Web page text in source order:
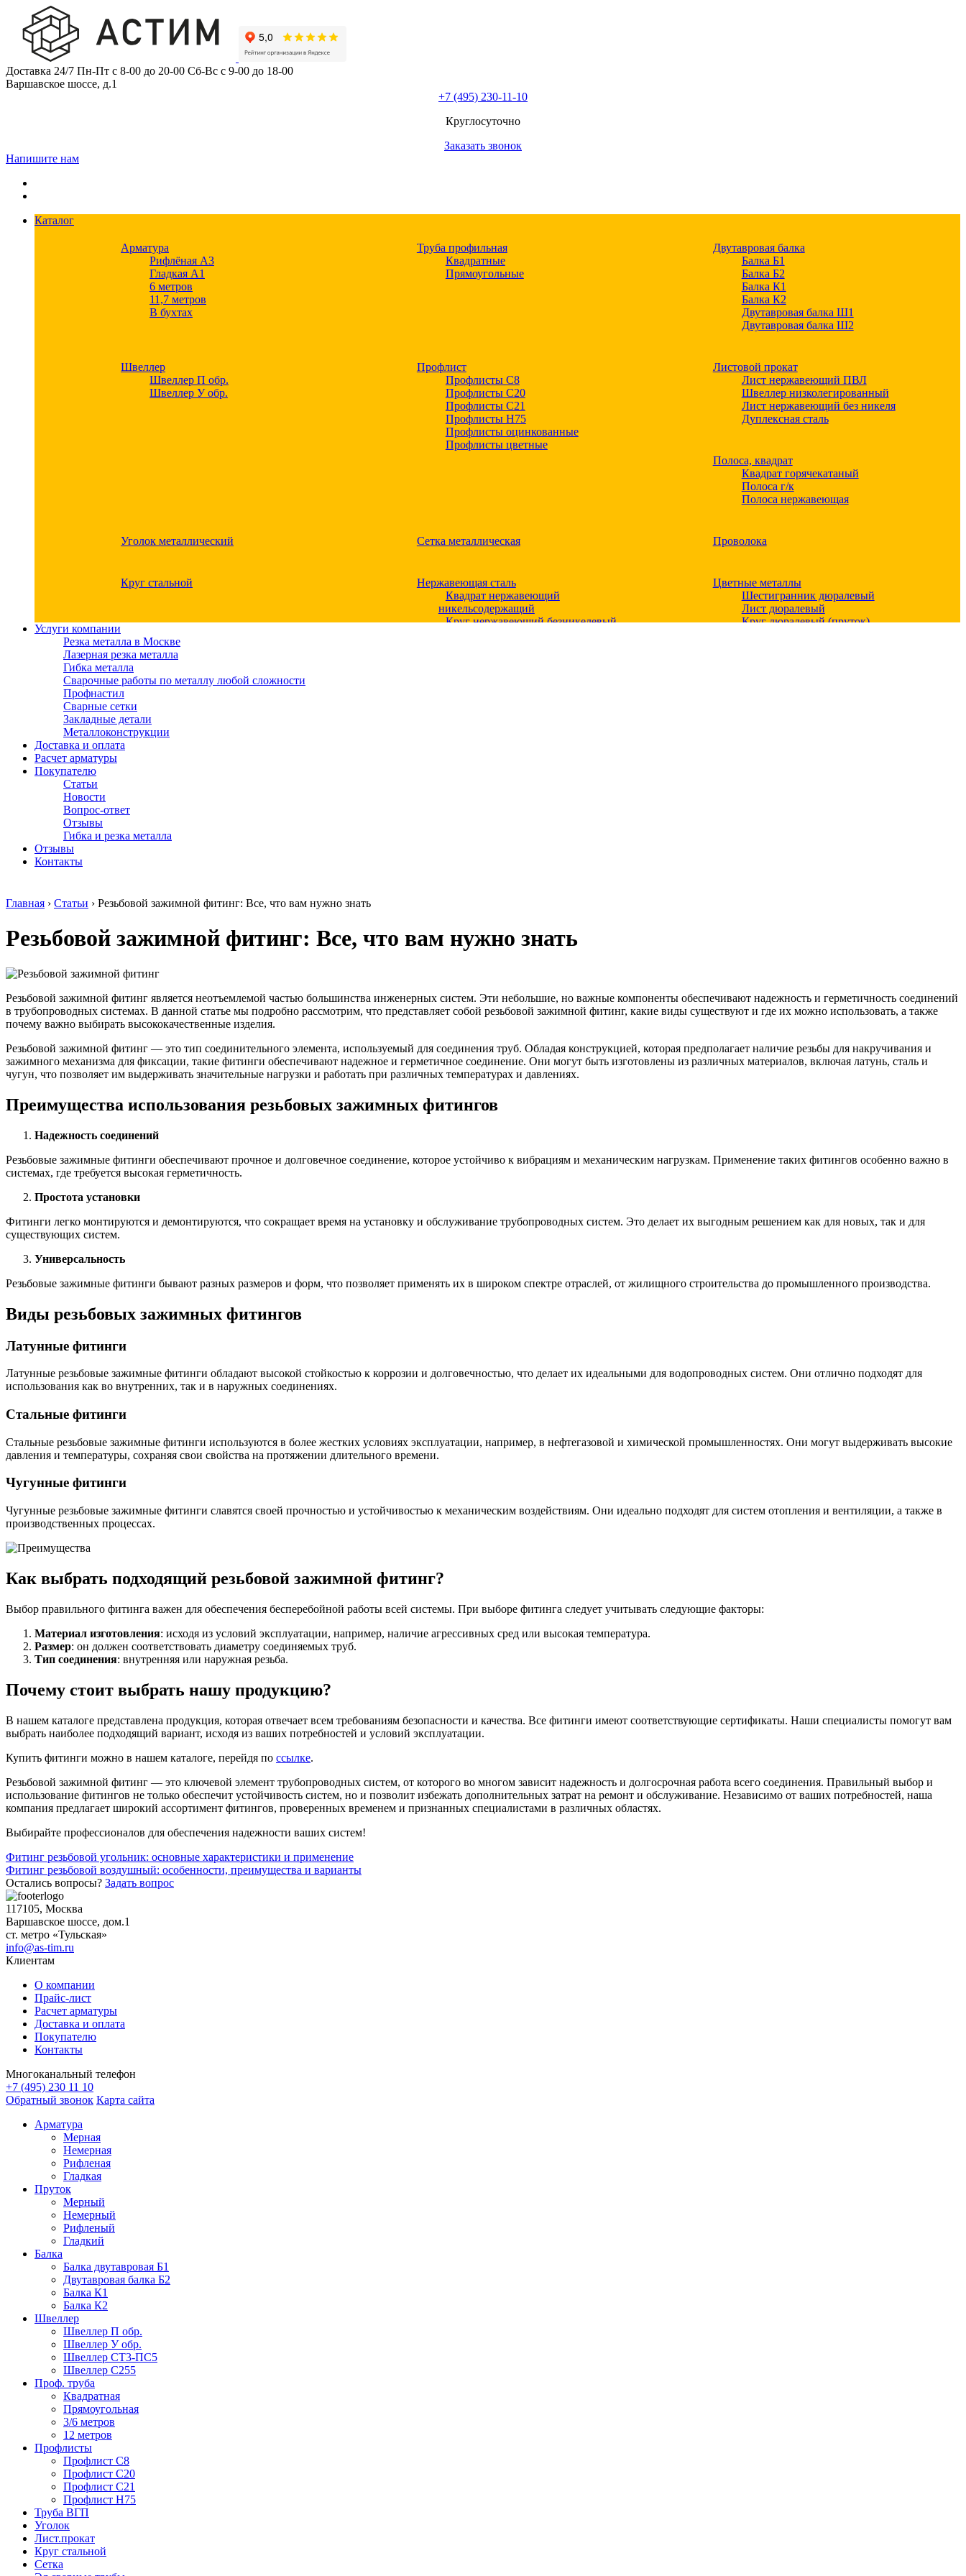
content
Доставка 24/7 Пн-Пт с 8-00 до 20-00 Сб-Вс с 9-00 до 18-00
Варшавское шоссе, д.1
+7 (495) 230-11-10
Круглосуточно
Заказать звонок
Напишите нам
Каталог
Арматура
Рифлёная А3
Гладкая А1
6 метров
11,7 метров
В бухтах
Труба профильная
Квадратные
Прямоугольные
Двутавровая балка
Балка Б1
Балка Б2
Балка К1
Балка К2
Двутавровая балка Ш1
Двутавровая балка Ш2
Швеллер
Швеллер П обр.
Швеллер У обр.
Профлист
Профлисты С8
Профлисты С20
Профлисты C21
Профлисты Н75
Профлисты оцинкованные
Профлисты цветные
Листовой прокат
Лист нержавеющий ПВЛ
Швеллер низколегированный
Лист нержавеющий без никеля
Дуплексная сталь
Полоса, квадрат
Квадрат горячекатаный
Полоса г/к
Полоса нержавеющая
Уголок металлический Сетка металлическая Проволока
Круг стальной
Нержавеющая сталь
Квадрат нержавеющий
никельсодержащий
Круг нержавеющий безникелевый
Цветные металлы
Шестигранник дюралевый
Лист дюралевый
Круг дюралевый (пруток)
Труба медная
Круг бронзовый (пруток)
Качественные стали
Конструкционная сталь
Поковка
Шестигранник горячекатаный
конструкционный
Инструментальная сталь
Оцинкованный прокат
Круг оцинкованный
Полоса оцинкованная
Инженерные системы
Хомуты стальные
Крепеж шуруп-шпилька
Группы коллекторные
Фитинги
Фитинги резьбовые стальные
Фитинги резьбовые чугунные
Хомуты стальные Труба ВГП
Услуги компании
Резка металла в Москве
Лазерная резка металла
Гибка металла
Сварочные работы по металлу любой сложности
Профнастил
Сварные сетки
Закладные детали
Металлоконструкции
Доставка и оплата
Расчет арматуры
Покупателю
Статьи
Новости
Вопрос-ответ
Отзывы
Гибка и резка металла
Отзывы
Контакты
Главная › Статьи › Резьбовой зажимной фитинг: Все, что вам нужно знать
Резьбовой зажимной фитинг: Все, что вам нужно знать
Резьбовой зажимной фитинг является неотъемлемой частью большинства инженерных систем. Эти небольшие, но важные компоненты обеспечивают надежность и герметичность соединений
в трубопроводных системах. В данной статье мы подробно рассмотрим, что представляет собой резьбовой зажимной фитинг, какие виды существуют и где их можно использовать, а также
почему важно выбирать высококачественные изделия.
Резьбовой зажимной фитинг — это тип соединительного элемента, используемый для соединения труб. Обладая конструкцией, которая предполагает наличие резьбы для накручивания и
зажимного механизма для фиксации, такие фитинги обеспечивают надежное и герметичное соединение. Они могут быть изготовлены из различных материалов, включая латунь, сталь и
чугун, что позволяет им выдерживать значительные нагрузки и работать при различных температурах и давлениях.
Преимущества использования резьбовых зажимных фитингов
Надежность соединений
Резьбовые зажимные фитинги обеспечивают прочное и долговечное соединение, которое устойчиво к вибрациям и механическим нагрузкам. Применение таких фитингов особенно важно в
системах, где требуется высокая герметичность.
Простота установки
Фитинги легко монтируются и демонтируются, что сокращает время на установку и обслуживание трубопроводных систем. Это делает их выгодным решением как для новых, так и для
существующих систем.
Универсальность
Резьбовые зажимные фитинги бывают разных размеров и форм, что позволяет применять их в широком спектре отраслей, от жилищного строительства до промышленного производства.
Виды резьбовых зажимных фитингов
Латунные фитинги
Латунные резьбовые зажимные фитинги обладают высокой стойкостью к коррозии и долговечностью, что делает их идеальными для водопроводных систем. Они отлично подходят для
использования как во внутренних, так и в наружных соединениях.
Стальные фитинги
Стальные резьбовые зажимные фитинги используются в более жестких условиях эксплуатации, например, в нефтегазовой и химической промышленностях. Они могут выдерживать высокие
давления и температуры, сохраняя свои свойства на протяжении длительного времени.
Чугунные фитинги
Чугунные резьбовые зажимные фитинги славятся своей прочностью и устойчивостью к механическим воздействиям. Они идеально подходят для систем отопления и вентиляции, а также в
производственных процессах.
Как выбрать подходящий резьбовой зажимной фитинг?
Выбор правильного фитинга важен для обеспечения бесперебойной работы всей системы. При выборе фитинга следует учитывать следующие факторы:
Материал изготовления: исходя из условий эксплуатации, например, наличие агрессивных сред или высокая температура.
Размер: он должен соответствовать диаметру соединяемых труб.
Тип соединения: внутренняя или наружная резьба.
Почему стоит выбрать нашу продукцию?
В нашем каталоге представлена продукция, которая отвечает всем требованиям безопасности и качества. Все фитинги имеют соответствующие сертификаты. Наши специалисты помогут вам
выбрать наиболее подходящий вариант, исходя из ваших потребностей и условий эксплуатации.
Купить фитинги можно в нашем каталоге, перейдя по ссылке.
Резьбовой зажимной фитинг — это ключевой элемент трубопроводных систем, от которого во многом зависит надежность и долгосрочная работа всего соединения. Правильный выбор и
использование фитингов не только обеспечит устойчивость систем, но и позволит избежать дополнительных затрат на ремонт и обслуживание. Независимо от ваших потребностей, наша
компания предлагает широкий ассортимент фитингов, проверенных временем и признанных специалистами в различных областях.
Выбирайте профессионалов для обеспечения надежности ваших систем!
Навигация
по
записям
Фитинг резьбовой угольник: основные характеристики и применение
Фитинг резьбовой воздушный: особенности, преимущества и варианты
Остались вопросы? Задать вопрос
117105, Москва
Варшавское шоссе, дом.1
ст. метро «Тульская»
info@as-tim.ru
Клиентам
О компании
Прайс-лист
Расчет арматуры
Доставка и оплата
Покупателю
Контакты
Многоканальный телефон
+7 (495) 230 11 10
Обратный звонок Карта сайта
Арматура
Мерная
Немерная
Рифленая
Гладкая
Пруток
Мерный
Немерный
Рифленый
Гладкий
Балка
Балка двутавровая Б1
Двутавровая балка Б2
Балка К1
Балка К2
Швеллер
Швеллер П обр.
Швеллер У обр.
Швеллер СТ3-ПС5
Швеллер С255
Проф. труба
Квадратная
Прямоугольная
3/6 метров
12 метров
Профлисты
Профлист С8
Профлист С20
Профлист С21
Профлист Н75
Труба ВГП
Уголок
Лист.прокат
Круг стальной
Сетка